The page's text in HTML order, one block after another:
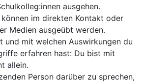
ausgehen.
im direkten Kontakt oder
Medien ausgeübt werden.
und mit welchen Auswirkungen du
erfahren hast: Du bist mit
allein.
Person darüber zu sprechen,